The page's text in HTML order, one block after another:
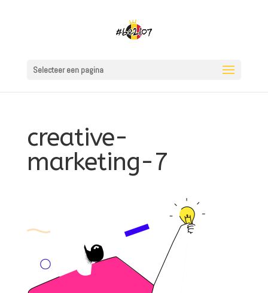
Selecteer een pagina
creative-
marketing-7